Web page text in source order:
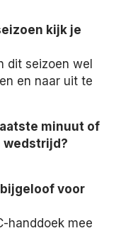
kijk je
dit seizoen wel
en naar uit te
minuut of
wedstrijd?
voor
handdoek mee